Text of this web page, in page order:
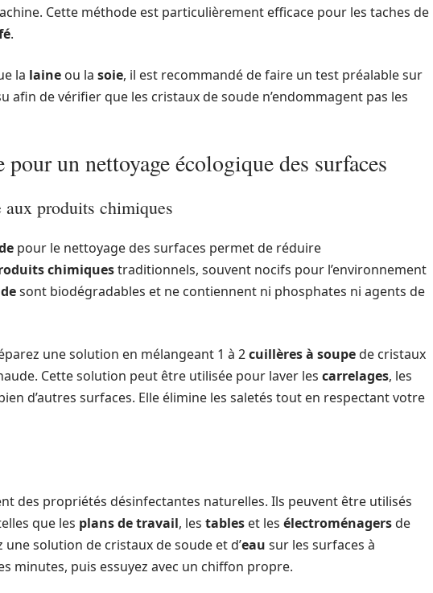
Cette méthode est particulièrement efficace pour les taches de
.
la laine ou la soie, il est recommandé de faire un test préalable sur
afin de vérifier que les cristaux de soude n’endommagent pas les
un nettoyage écologique des surfaces
produits chimiques
pour le nettoyage des surfaces permet de réduire
chimiquestraditionnels, souvent nocifs pour l’environnement
sont biodégradables et ne contiennent ni phosphates ni agents de
une solution en mélangeant 1 à 2cuillères à soupede cristaux
Cette solution peut être utilisée pour laver les carrelages, les
d’autres surfaces. Elle élimine les saletés tout en respectant votre
des propriétés désinfectantes naturelles. Ils peuvent être utilisés
que les plans de travail, les tables et les électroménagersde
solution de cristaux de soude et d’eau sur les surfaces à
minutes, puis essuyez avec un chiffon propre.